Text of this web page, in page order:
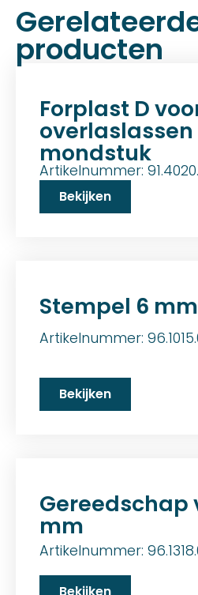
producten
Forplast D
overlaslassen
mondstuk
Artikelnummer:
Bekijken
Stempel 6 mm
Artikelnummer:
Bekijken
Gereedschap
mm
Artikelnummer:
Bekijken